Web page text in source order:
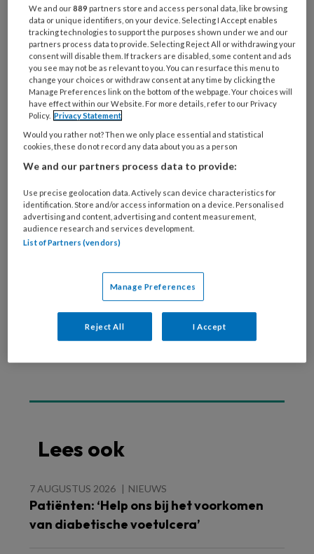
schimmel uitgesloten, ze denkt zelf aan een
melanoom. Dermatoloog Johan Toonstra geeft
zijn visie.
Schimmel of melanoom?Podopostseptember
2014; 7 (27)(PDF)
Reageer op dit artikel Deel dit artikel
vraag antwoord toonstra schimmel melanoom
teennagel nagel
Lees ook
7 AUGUSTUS 2026 NIEUWS
Patiënten: ‘Help ons bij het voorkomen
van diabetische voetulcera’
We and our889 partners store and access personal data, like browsing
data or unique identifiers, on your device. Selecting I Accept enables
tracking technologies to support the purposes shown under we and our
partners process data to provide. Selecting Reject All or withdrawing your
consent will disable them. If trackers are disabled, some content and ads
you see may not be as relevant to you. You can resurface this menu to
change your choices or withdraw consent at any time by clicking the
Manage Preferences link on the bottom of the webpage. Your choices will
have effect within our Website. For more details, refer to our Privacy
Policy. Privacy Statement
Would you rather not? Then we only place essential and statistical
cookies, these do not record any data about you as a person
We and our partners process data to provide:
Use precise geolocation data. Actively scan device characteristics for
identification. Store and/or access information on a device. Personalised
advertising and content, advertising and content measurement,
audience research and services development.
List of Partners (vendors)
Manage Preferences
Reject All I Accept